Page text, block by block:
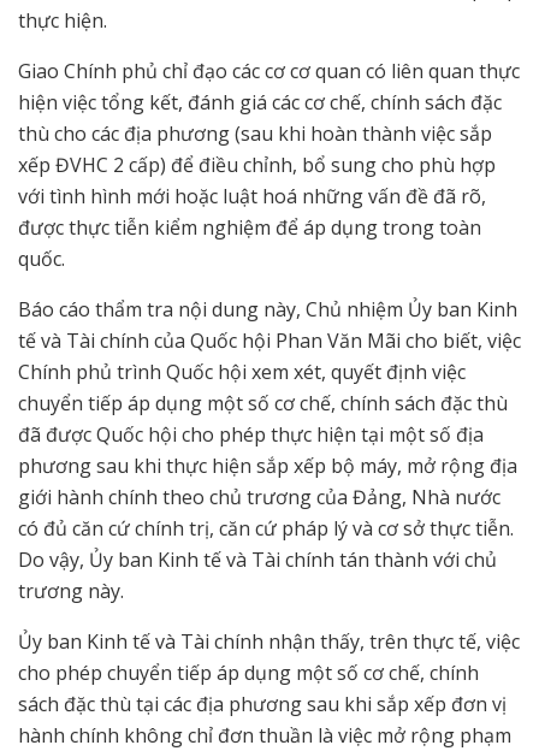
thực hiện.
Giao Chính phủ chỉ đạo các cơ cơ quan có liên quan thực
hiện việc tổng kết, đánh giá các cơ chế, chính sách đặc
thù cho các địa phương (sau khi hoàn thành việc sắp
xếp ĐVHC 2 cấp) để điều chỉnh, bổ sung cho phù hợp
với tình hình mới hoặc luật hoá những vấn đề đã rõ,
được thực tiễn kiểm nghiệm để áp dụng trong toàn
quốc.
Báo cáo thẩm tra nội dung này, Chủ nhiệm Ủy ban Kinh
tế và Tài chính của Quốc hội Phan Văn Mãi cho biết, việc
Chính phủ trình Quốc hội xem xét, quyết định việc
chuyển tiếp áp dụng một số cơ chế, chính sách đặc thù
đã được Quốc hội cho phép thực hiện tại một số địa
phương sau khi thực hiện sắp xếp bộ máy, mở rộng địa
giới hành chính theo chủ trương của Đảng, Nhà nước
có đủ căn cứ chính trị, căn cứ pháp lý và cơ sở thực tiễn.
Do vậy, Ủy ban Kinh tế và Tài chính tán thành với chủ
trương này.
Ủy ban Kinh tế và Tài chính nhận thấy, trên thực tế, việc
cho phép chuyển tiếp áp dụng một số cơ chế, chính
sách đặc thù tại các địa phương sau khi sắp xếp đơn vị
hành chính không chỉ đơn thuần là việc mở rộng phạm